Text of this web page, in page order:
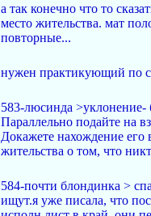
а так конечно что то
место жительства. мат
повторные...
нужен практикующий по
583-люсинда >уклонение-
Параллельно подайте на
Докажете нахождение его
жительства о том, что
584-почти блондинка >
ищут.я уже писала, что